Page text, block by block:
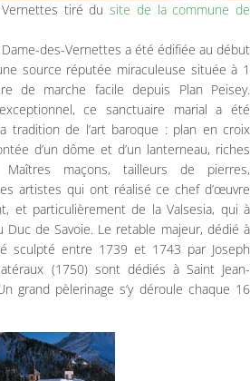
tiré du site de la commune de
des-Vernettes a été édifiée au début
source réputée miraculeuse située à 1
de marche facile depuis Plan Peisey.
ce sanctuaire marial a été
tradition de l’art baroque : plan en croix
d’un dôme et d’un lanterneau, riches
maçons, tailleurs de pierres,
artistes qui ont réalisé ce chef d’œuvre
et particulièrement de la Valsesia, qui à
de Savoie. Le retable majeur, dédié à
sculpté entre 1739 et 1743 par Joseph
(1750) sont dédiés à Saint Jean-
grand pèlerinage s’y déroule chaque 16